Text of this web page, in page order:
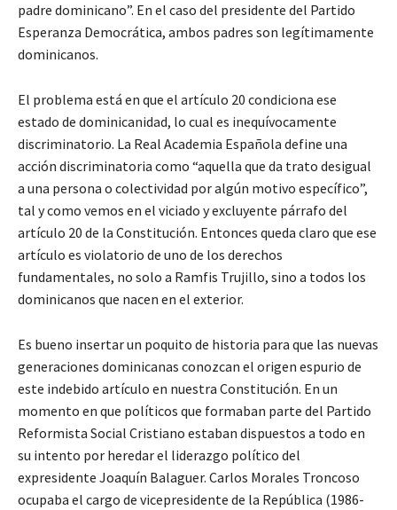
padre dominicano”. En el caso del presidente del Partido
Esperanza Democrática, ambos padres son legítimamente
dominicanos.
El problema está en que el artículo 20 condiciona ese
estado de dominicanidad, lo cual es inequívocamente
discriminatorio. La Real Academia Española define una
acción discriminatoria como “aquella que da trato desigual
a una persona o colectividad por algún motivo específico”,
tal y como vemos en el viciado y excluyente párrafo del
artículo 20 de la Constitución. Entonces queda claro que ese
artículo es violatorio de uno de los derechos
fundamentales, no solo a Ramfis Trujillo, sino a todos los
dominicanos que nacen en el exterior.
Es bueno insertar un poquito de historia para que las nuevas
generaciones dominicanas conozcan el origen espurio de
este indebido artículo en nuestra Constitución. En un
momento en que políticos que formaban parte del Partido
Reformista Social Cristiano estaban dispuestos a todo en
su intento por heredar el liderazgo político del
expresidente Joaquín Balaguer. Carlos Morales Troncoso
ocupaba el cargo de vicepresidente de la República (1986-